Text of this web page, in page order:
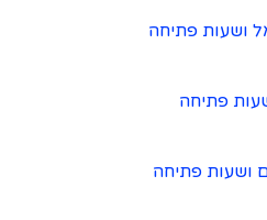
ושעות פתיחה
פתיחה
ושעות פתיחה